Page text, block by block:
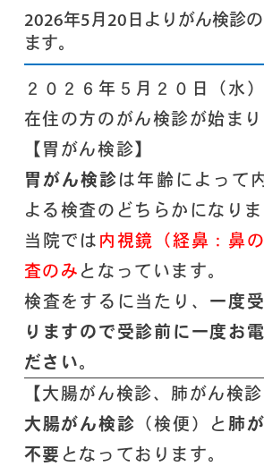
2026年5月20日よりがん検診
ます。
２０２６年５月２０日（水
在住の方のがん検診が始まり
【胃がん検診】
胃がん検診 は年齢によって
よる検査のどちらかになりま
当院では 内視鏡（経鼻：鼻
査のみ となっています。
検査をするに当たり、 一度
りますので受診前に一度お
ださい。
【大腸がん検診、肺がん検診
大腸がん検診 （検便）と 肺
不要 となっております。